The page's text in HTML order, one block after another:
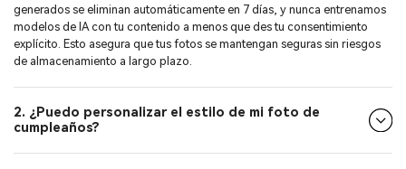
generados se eliminan automáticamente en 7 días, y nunca entrenamos
modelos de IA con tu contenido a menos que des tu consentimiento
explícito. Esto asegura que tus fotos se mantengan seguras sin riesgos
de almacenamiento a largo plazo.
2. ¿Puedo personalizar el estilo de mi foto de
cumpleaños?